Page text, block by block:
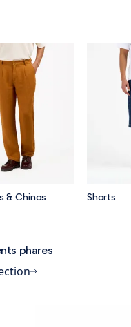
& Chinos Shorts
phares